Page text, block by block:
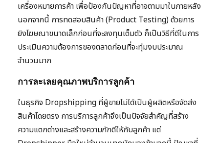
เครื่องหมายการค้า เพื่อป้องกันปัญหาที่อาจตามมาในภายหลัง
นอกจากนี้ การทดสอบสินค้า (Product Testing) ด้วยการ
ยิงโฆษณาขนาดเล็กก่อนที่จะลงทุนเต็มตัว ก็เป็นวิธีที่ดีในการ
ประเมินความต้องการของตลาดก่อนที่จะทุ่มงบประมาณ
จำนวนมาก
การละเลยคุณภาพบริการลูกค้า
ในธุรกิจ Dropshipping ที่ผู้ขายไม่ได้เป็นผู้ผลิตหรือจัดส่ง
สินค้าโดยตรง การบริการลูกค้าจึงเป็นปัจจัยสำคัญที่สร้าง
ความแตกต่างและสร้างความภักดีให้กับลูกค้า แต่